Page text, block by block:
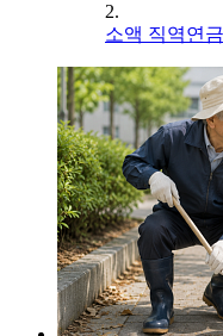
2.
소액 직역연